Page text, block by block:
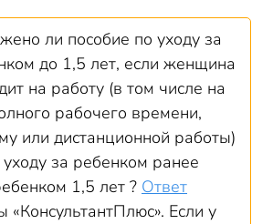
ли пособие по уходу за
до 1,5 лет, если женщина
на работу (в том числе на
рабочего времени,
или дистанционной работы)
уходу за ребенком ранее
1,5 лет ? Ответ
«КонсультантПлюс». Если у